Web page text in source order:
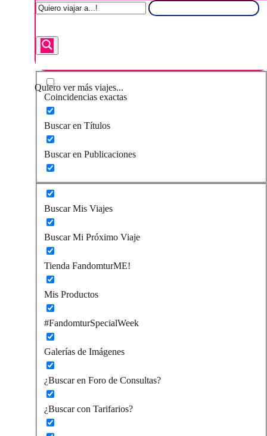
Quiero ver más viajes...
Coincidencias exactas
Buscar en Títulos
Buscar en Publicaciones
Buscar Mis Viajes
Buscar Mi Próximo Viaje
Tienda FandomturME!
Mis Productos
#FandomturSpecialWeek
Galerías de Imágenes
¿Buscar en Foro de Consultas?
¿Buscar con Tarifarios?